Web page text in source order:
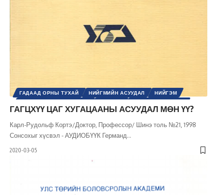
ГАДААД ОРНЫ ТУХАЙ НИЙГМИЙН АСУУДАЛ
НИЙГЭМ
ХАРЬЦУУЛСАН ШИНЖИЛГЭЭ
ШИНЭ ТОЛЬ СЭТГҮҮЛ
ГАГЦХҮҮ ЦАГ ХУГАЦААНЫ АСУУДАЛ МӨН ҮҮ?
Карл-Рудольф Кортэ/Доктор, Профессор/ Шинэ толь №21, 1998
Сонсохыг хүсвэл - АУДИОБҮҮК Германд…
2020-03-05